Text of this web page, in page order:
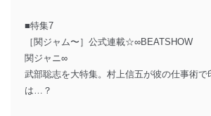
■特集7
［関ジャム〜］公式連載☆∞BEATSHOW
関ジャニ∞
武部聡志を大特集。村上信五が彼の仕事術で
は…？